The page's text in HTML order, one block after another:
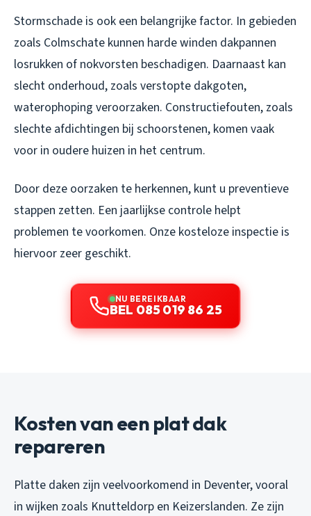
Stormschade is ook een belangrijke factor. In gebieden
zoals Colmschate kunnen harde winden dakpannen
losrukken of nokvorsten beschadigen. Daarnaast kan
slecht onderhoud, zoals verstopte dakgoten,
waterophoping veroorzaken. Constructiefouten, zoals
slechte afdichtingen bij schoorstenen, komen vaak
voor in oudere huizen in het centrum.
Door deze oorzaken te herkennen, kunt u preventieve
stappen zetten. Een jaarlijkse controle helpt
problemen te voorkomen. Onze kosteloze inspectie is
hiervoor zeer geschikt.
NU BEREIKBAAR
BEL 085 019 86 25
Kosten van een plat dak
repareren
Platte daken zijn veelvoorkomend in Deventer, vooral
in wijken zoals Knutteldorp en Keizerslanden. Ze zijn